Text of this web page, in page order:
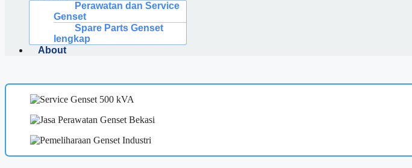
Perawatan dan Service
Genset
Spare Parts Genset
lengkap
About